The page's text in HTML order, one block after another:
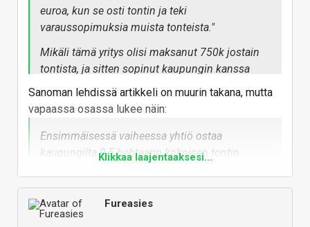
euroa, kun se osti tontin ja teki
varaussopimuksia muista tonteista."
Mikäli tämä yritys olisi maksanut 750k jostain
tontista, ja sitten sopinut kaupungin kanssa
suuremmasta maa-kaupasta, niin
minkäkokoiseen yritystonttiin uppoaa 750k?
Tuo kartalla korostettu alue on enimmääkseen
peltoa, jokunen talo, hieman metsää. Toiselta
reunaltaan siinä on jotain rakennettuja
olisi maksanut Kokemäen kaupungille mitään
Sanoman lehdissä artikkeli on muurin takana, mutta
vapaassa osassa lukee näin:
Ensimmäisessä vaiheessa yhtiö ostaa
kaupungilta 9,5 hehtaarin kokoisen tontin
kaupunki ja yhtiö tekivät esisopimukseen
alueen kahdesta muusta tontista, joiden
kokonaispinta-ala on vajaa 13 hehtaaria. Lopulta
Klikkaa laajentaaksesi...
Fureasies